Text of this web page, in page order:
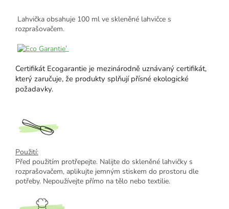
Lahvička obsahuje 100 ml ve skleněné lahvičce s
rozprašovačem.
'
Certifikát Ecogarantie je mezinárodně uznávaný certifikát,
který zaručuje, že produkty splňují přísné ekologické
požadavky.
Použití:
Před použitím protřepejte. Nalijte do skleněné lahvičky s
rozprašovačem, aplikujte jemným stiskem do prostoru dle
potřeby. Nepoužívejte přímo na tělo nebo textilie.